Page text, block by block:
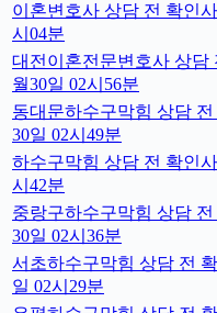
이혼변호사 상담 전 확인
시04분
대전이혼전문변호사 상담
월30일 02시56분
동대문하수구막힘 상담 전
30일 02시49분
하수구막힘 상담 전 확인
시42분
중랑구하수구막힘 상담 전
30일 02시36분
서초하수구막힘 상담 전
일 02시29분